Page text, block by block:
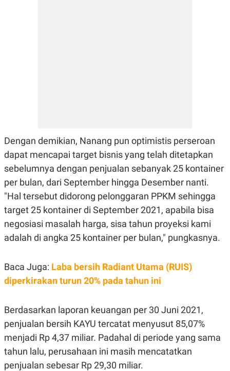
N
C
E
T
A
K
M
I
T
E
N
E
P
A
E
R
A
D
V
E
R
T
I
N
K
E
D
I
A
I
D
Dengan demikian, Nanang pun optimistis perseroan
dapat mencapai target bisnis yang telah ditetapkan
sebelumnya dengan penjualan sebanyak 25 kontainer
per bulan, dari September hingga Desember nanti.
"Hal tersebut didorong pelonggaran PPKM sehingga
target 25 kontainer di September 2021, apabila bisa
negosiasi masalah harga, sisa tahun proyeksi kami
adalah di angka 25 kontainer per bulan," pungkasnya.
Baca Juga: Laba bersih Radiant Utama (RUIS)
diperkirakan turun 20% pada tahun ini
Berdasarkan laporan keuangan per 30 Juni 2021,
penjualan bersih KAYU tercatat menyusut 85,07%
menjadi Rp 4,37 miliar. Padahal di periode yang sama
tahun lalu, perusahaan ini masih mencatatkan
penjualan sebesar Rp 29,30 miliar.